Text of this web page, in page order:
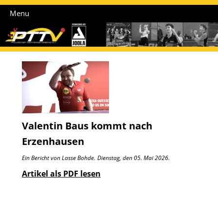
Menu
Valentin Baus kommt nach
Erzenhausen
Ein Bericht von Lasse Bohde. Dienstag, den 05. Mai 2026.
Artikel als PDF lesen